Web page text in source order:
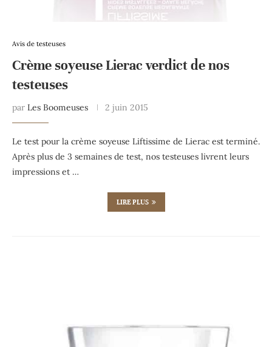
Avis de testeuses
Crème soyeuse Lierac verdict de nos
testeuses
par Les Boomeuses 2 juin 2015
Le test pour la crème soyeuse Liftissime de Lierac est terminé.
Après plus de 3 semaines de test, nos testeuses livrent leurs
impressions et …
LIRE PLUS